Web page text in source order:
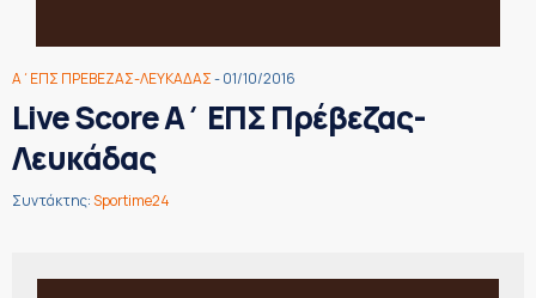
Α΄ΕΠΣ ΠΡΕΒΕΖΑΣ-ΛΕΥΚΑΔΑΣ- 01/10/2016
Live Score Α΄ ΕΠΣ Πρέβεζας-
Λευκάδας
Συντάκτης:Sportime24